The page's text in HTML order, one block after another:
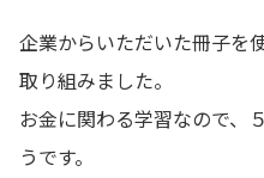
企業からいただいた冊子を
取り組みました。
お金に関わる学習なので、
うです。